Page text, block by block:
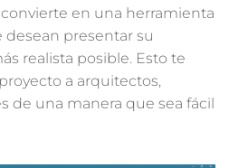
en una herramienta
desean presentar su
realista posible. Esto te
a arquitectos,
de una manera que sea fácil